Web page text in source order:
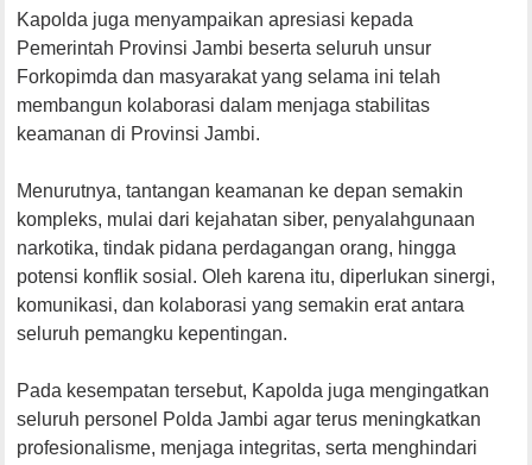
Kapolda juga menyampaikan apresiasi kepada
Pemerintah Provinsi Jambi beserta seluruh unsur
Forkopimda dan masyarakat yang selama ini telah
membangun kolaborasi dalam menjaga stabilitas
keamanan di Provinsi Jambi.
Menurutnya, tantangan keamanan ke depan semakin
kompleks, mulai dari kejahatan siber, penyalahgunaan
narkotika, tindak pidana perdagangan orang, hingga
potensi konflik sosial. Oleh karena itu, diperlukan sinergi,
komunikasi, dan kolaborasi yang semakin erat antara
seluruh pemangku kepentingan.
Pada kesempatan tersebut, Kapolda juga mengingatkan
seluruh personel Polda Jambi agar terus meningkatkan
profesionalisme, menjaga integritas, serta menghindari